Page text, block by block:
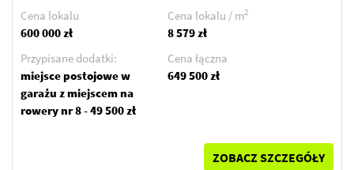
Cena lokalu
600 000 zł
Cena lokalu / m2
8 579 zł
Przypisane dodatki:
miejsce postojowe w
garażu z miejscem na
rowery nr 8 - 49 500 zł
Cena łączna
649 500 zł
ZOBACZ SZCZEGÓŁY